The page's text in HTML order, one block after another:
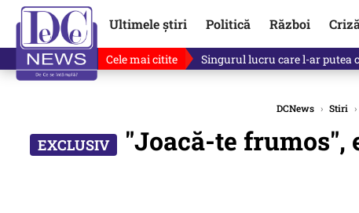
Ultimele știri Politică Război
Cele mai citite Singurul lucru care l-ar putea
DCNews › Stiri ›
"Joacă-te frumos",